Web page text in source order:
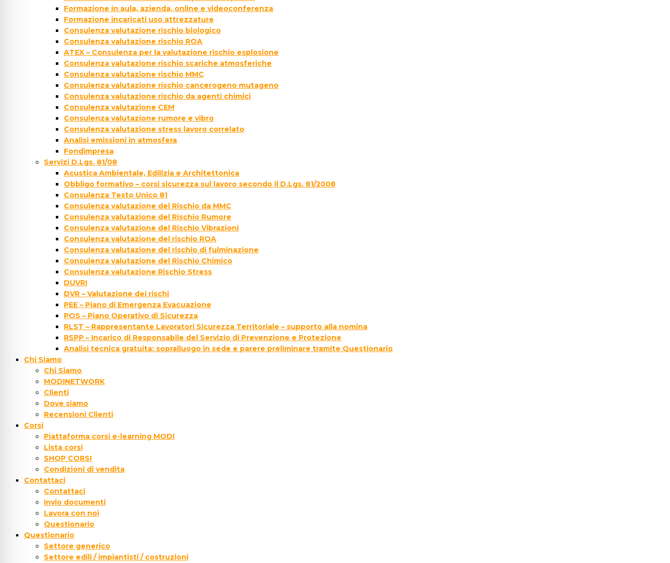
Formazione in aula, azienda, online e videoconferenza
Formazione incaricati uso attrezzature
Consulenza valutazione rischio biologico
Consulenza valutazione rischio ROA
ATEX – Consulenza per la valutazione rischio esplosione
Consulenza valutazione rischio scariche atmosferiche
Consulenza valutazione rischio MMC
Consulenza valutazione rischio cancerogeno mutageno
Consulenza valutazione rischio da agenti chimici
Consulenza valutazione CEM
Consulenza valutazione rumore e vibro
Consulenza valutazione stress lavoro correlato
Analisi emissioni in atmosfera
Fondimpresa
Servizi D.Lgs. 81/08
Acustica Ambientale, Edilizia e Architettonica
Obbligo formativo – corsi sicurezza sul lavoro secondo il D.Lgs. 81/2008
Consulenza Testo Unico 81
Consulenza valutazione del Rischio da MMC
Consulenza valutazione del Rischio Rumore
Consulenza valutazione del Rischio Vibrazioni
Consulenza valutazione del rischio ROA
Consulenza valutazione del rischio di fulminazione
Consulenza valutazione del Rischio Chimico
Consulenza valutazione Rischio Stress
DUVRI
DVR – Valutazione dei rischi
PEE – Piano di Emergenza Evacuazione
POS – Piano Operativo di Sicurezza
RLST – Rappresentante Lavoratori Sicurezza Territoriale – supporto alla nomina
RSPP – Incarico di Responsabile del Servizio di Prevenzione e Protezione
Analisi tecnica gratuita: sopralluogo in sede e parere preliminare tramite Questionario
Chi Siamo
Chi Siamo
MODINETWORK
Clienti
Dove siamo
Recensioni Clienti
Corsi
Piattaforma corsi e-learning MODI
Lista corsi
SHOP CORSI
Condizioni di vendita
Contattaci
Contattaci
Invio documenti
Lavora con noi
Questionario
Questionario
Settore generico
Settore edili / impiantisti / costruzioni